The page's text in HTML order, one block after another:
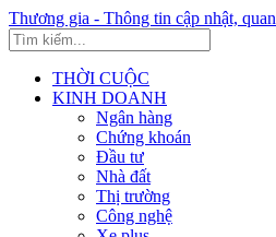
Thương gia - Thông tin cập nhật,
THỜI CUỘC
KINH DOANH
Ngân hàng
Chứng khoán
Đầu tư
Nhà đất
Thị trường
Công nghệ